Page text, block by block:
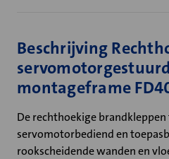
Beschrijving
montageframe
De rechthoekige
servomotorbediend en
rookscheidende wanden en